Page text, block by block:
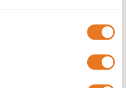
ter mais sorte e ter 'fibra
exceção do que a norma. O
de redes móveis 5G a
fibra, estando previsto que a